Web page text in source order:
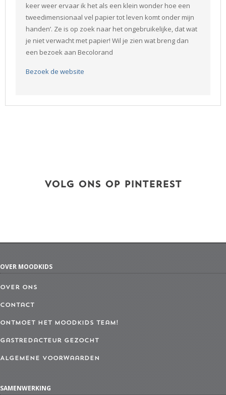
keer weer ervaar ik het als een klein wonder hoe een
tweedimensionaal vel papier tot leven komt onder mijn
handen’. Ze is op zoek naar het ongebruikelijke, dat wat
je niet verwacht met papier! Wil je zien wat breng dan
een bezoek aan Becolorand
Bezoek de website
VOLG ONS OP PINTEREST
OVER MOODKIDS
Over ons
Contact
Ontmoet het MoodKids Team!
Gastredacteur gezocht
Algemene Voorwaarden
SAMENWERKING